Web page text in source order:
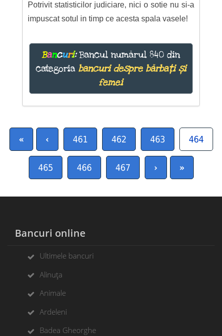
Potrivit statisticilor judiciare, nici o sotie nu si-a
impuscat sotul in timp ce acesta spala vasele!
Bancuri:Bancul numărul 840 din
categoria bancuri despre bărbați și
femei
« ‹ 461 462 463 464
465 466 467 › »
Bancuri online
Ultimele bancuri
Alinuța
Animale
Ardeleni
Badea Gheorghe